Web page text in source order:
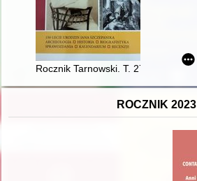
Rocznik Tarnowski. T. 27 (2022)
ROCZNIK 2023